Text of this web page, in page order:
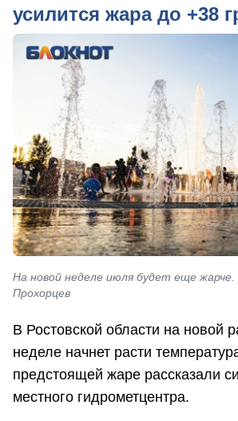
усилится жара до +38
На новой неделе июля будет еще
Прохорцев
В Ростовской области на новой
неделе начнет расти
предстоящей жаре рассказали
местного гидрометцентра.